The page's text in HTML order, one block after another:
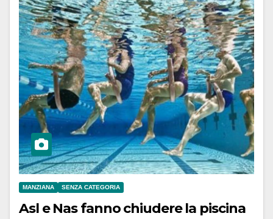
MANZIANA SENZA CATEGORIA
Asl e Nas fanno chiudere la piscina